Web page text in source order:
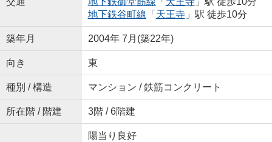
地下鉄谷町線 「 天王寺」駅 徒歩10分
築年月 2004年 7月(築22年)
向き 東
種別 / 構造 マンション / 鉄筋コンクリート
所在階 / 階建 3階 / 6階建
陽当り良好